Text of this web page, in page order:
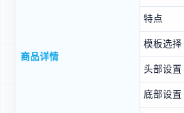
商品详情
特点
模板选择
头部设置
底部设置